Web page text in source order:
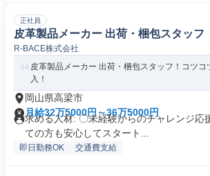
正社員
皮革製品メーカー 出荷・梱包スタッフ
R-BACE株式会社
皮革製品メーカー 出荷・梱包スタッフ！コツコ
入！
岡山県高梁市
月給32万5000円～36万5000円
求める人材: 〇未経験からのチャレンジ応
ての方も安心してスタート...
即日勤務OK 交通費支給